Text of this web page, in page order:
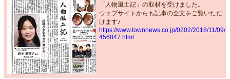
「人物風土記」の取材を受けました。
ウェブサイトからも記事の全文をご覧いただ
けます♪
https://www.townnews.co.jp/0202/2018/11/09/
456847.html